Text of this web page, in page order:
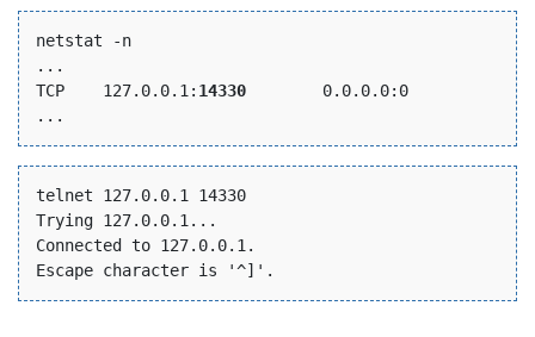
netstat -n
...
TCP    127.0.0.1: 14330
0.0.0.0:0
telnet 127.0.0.1 14330
Trying 127.0.0.1...
Connected to 127.0.0.1.